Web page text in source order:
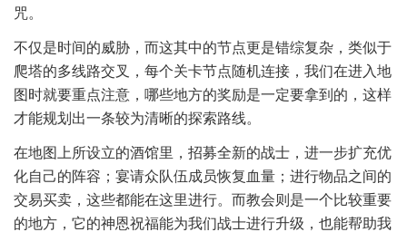
咒。
不仅是时间的威胁，而这其中的节点更是错综复杂，类似于
爬塔的多线路交叉，每个关卡节点随机连接，我们在进入地
图时就要重点注意，哪些地方的奖励是一定要拿到的，这样
才能规划出一条较为清晰的探索路线。
在地图上所设立的酒馆里，招募全新的战士，进一步扩充优
化自己的阵容；宴请众队伍成员恢复血量；进行物品之间的
交易买卖，这些都能在这里进行。而教会则是一个比较重要
的地方，它的神恩祝福能为我们战士进行升级，也能帮助我